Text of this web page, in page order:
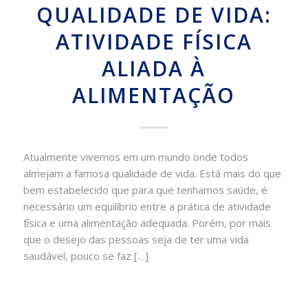
QUALIDADE DE VIDA:
ATIVIDADE FÍSICA
ALIADA À
ALIMENTAÇÃO
Atualmente vivemos em um mundo onde todos
almejam a famosa qualidade de vida. Está mais do que
bem estabelecido que para que tenhamos saúde, é
necessário um equilíbrio entre a prática de atividade
física e uma alimentação adequada. Porém, por mais
que o desejo das pessoas seja de ter uma vida
saudável, pouco se faz […]